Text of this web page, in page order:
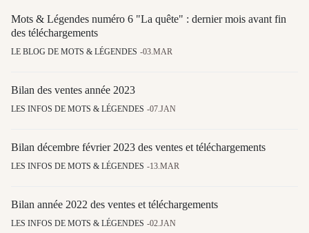
Mots & Légendes numéro 6 "La quête" : dernier mois avant fin
des téléchargements
LE BLOG DE MOTS & LÉGENDES 03.MAR
Bilan des ventes année 2023
LES INFOS DE MOTS & LÉGENDES 07.JAN
Bilan décembre février 2023 des ventes et téléchargements
LES INFOS DE MOTS & LÉGENDES 13.MAR
Bilan année 2022 des ventes et téléchargements
LES INFOS DE MOTS & LÉGENDES 02.JAN